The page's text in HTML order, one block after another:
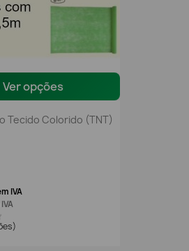
Ver opções
Tecido Colorido (TNT)
IVA